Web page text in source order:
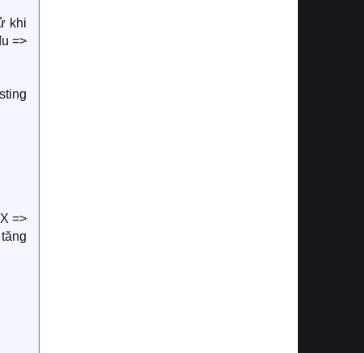
khi
=>
=>